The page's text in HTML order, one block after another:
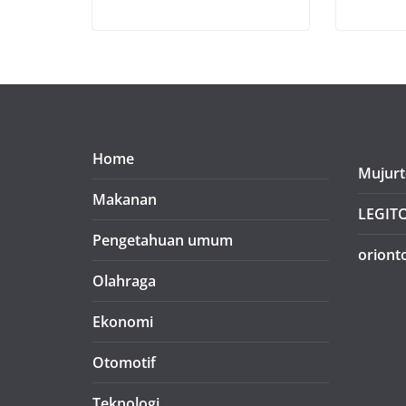
Home
Makanan
Pengetahuan umum
Olahraga
Ekonomi
Otomotif